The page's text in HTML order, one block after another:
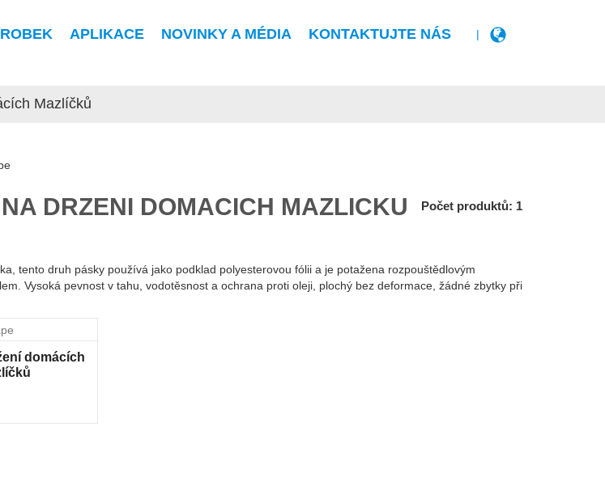
APLIKACE NOVINKY A MÉDIA KONTAKTUJTE NÁS |
Mazlíčků
DRŽENÍ DOMÁCÍCH MAZLÍČKŮ Počet produktů: 1
tento druh pásky používá jako podklad polyesterovou fólii a je potažena rozpouštědlovým
Vysoká pevnost v tahu, vodotěsnost a ochrana proti oleji, plochý bez deformace, žádné zbytky při
domácích